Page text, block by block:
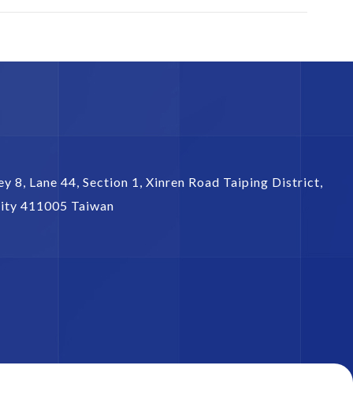
8, Lane 44, Section 1, Xinren Road Taiping District,
411005 Taiwan